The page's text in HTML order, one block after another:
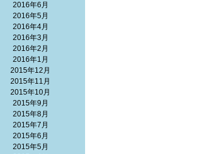
2016年6月
2016年5月
2016年4月
2016年3月
2016年2月
2016年1月
2015年12月
2015年11月
2015年10月
2015年9月
2015年8月
2015年7月
2015年6月
2015年5月